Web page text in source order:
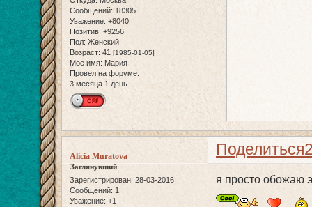
Сообщений: 18305
Уважение: +8040
Позитив: +9256
Пол: Женский
Возраст: 41 [1985-01-05]
Мое имя: Мария
Провел на форуме:
3 месяца 1 день
Поделиться
Alicia Muratova
Заглянувший
Зарегистрирован: 28-03-2016
Сообщений: 1
Уважение: +1
я просто обожаю